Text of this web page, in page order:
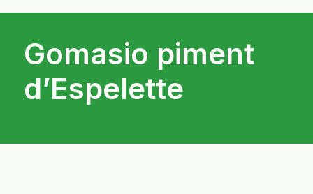
Gomasio piment
d’Espelette